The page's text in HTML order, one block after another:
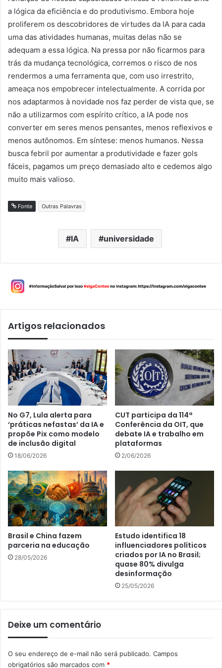
a lógica da eficiência e do produtivismo. Embora hoje
proliferem os descobridores de virtudes da IA para cada
uma das atividades humanas, muitas delas não se
adequam a essa lógica. Na pressa por não ficarmos para
trás da mudança tecnológica, corremos o risco de nos
rendermos a uma ferramenta que, com uso irrestrito,
ameaça nos empobrecer intelectualmente. A corrida por
nos adaptarmos à novidade nos faz perder de vista que, se
não a utilizarmos com espírito crítico, a IA pode nos
converter em seres menos pensantes, menos reflexivos e
menos autônomos. Em síntese: menos humanos. Nessa
busca febril por aumentar a produtividade e fazer gols
fáceis, pagamos um preço demasiado alto e cedemos algo
muito mais valioso.
Fonte Outras Palavras
IA universidade
Artigos relacionados
No G7, Lula alerta para
‘práticas nefastas’ da IA e
propõe Pix como modelo
de inclusão digital
18/06/2026
CUT participa da 114ª
Conferência da OIT, que
debate IA e trabalho em
plataformas
2/06/2026
Brasil e China fazem
parceria na educação
28/05/2026
Estudo identifica 18
influenciadores políticos
criados por IA no Brasil;
quase 80% divulga
desinformação
25/05/2026
Deixe um comentário
O seu endereço de e-mail não será publicado. Campos
obrigatórios são marcados com *